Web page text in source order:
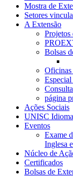
Mostra de
Setores
A Extensão
Projetos
Bolsas
Oficinas
página
Ações Sociais
UNISC
Eventos
Exame
Inglesa
Núcleo de
Certificados
Bolsas de